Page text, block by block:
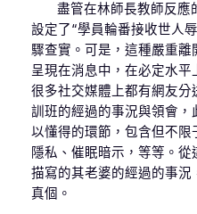
盡管在林師長教師反應
設定了“學員輪番接收世人
驟查實。可是，這種嚴重
呈現在消息中，在必定水平
很多社交媒體上都有網友
訓班的經過的事況與領會
以懂得的環節，包含但不限
隱私、催眠暗示，等等。
描寫的其老婆的經過的事況
真個。